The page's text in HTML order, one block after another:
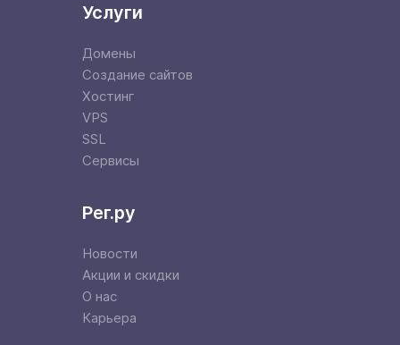
Услуги
Домены
Создание сайтов
Хостинг
VPS
SSL
Сервисы
Рег.ру
Новости
Акции и скидки
О нас
Карьера